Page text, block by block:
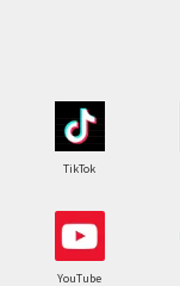
TikTok
YouTube